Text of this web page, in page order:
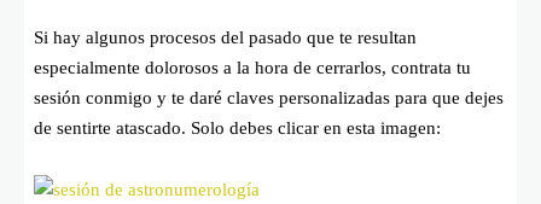
Si hay algunos procesos del pasado que te resultan
especialmente dolorosos a la hora de cerrarlos, contrata tu
sesión conmigo y te daré claves personalizadas para que dejes
de sentirte atascado. Solo debes clicar en esta imagen: